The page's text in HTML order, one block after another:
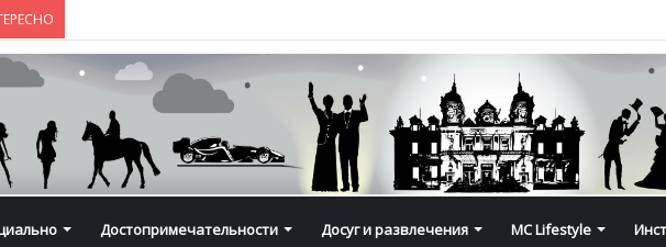
Достопримечательности Досуг и развлечения MC Lifestyle